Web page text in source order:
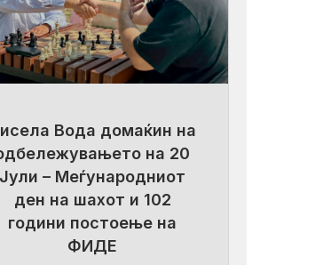
Вода домаќин на
на 20
Јули – Меѓународниот
ден на шахот и 102
години постоење на
ФИДЕ